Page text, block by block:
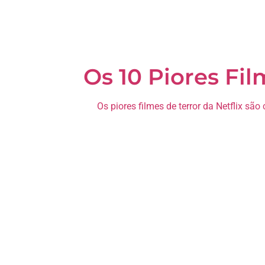
Os 10 Piores
Os piores filmes de terror da Netflix